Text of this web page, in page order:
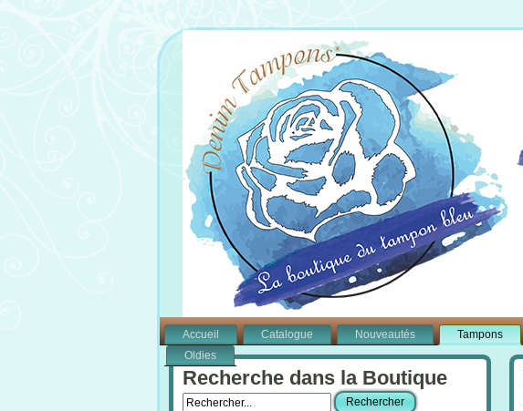
Accueil Catalogue Nouveautés Tampons
Oldies
Recherche dans la Boutique